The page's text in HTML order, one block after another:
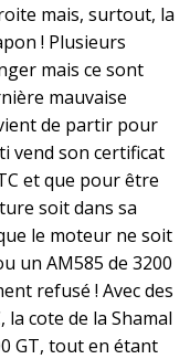
mais, surtout, la
! Plusieurs
mais ce sont
mauvaise
de partir pour
vend son certificat
et que pour être
soit dans sa
le moteur ne soit
un AM585 de 3200
refusé ! Avec des
cote de la Shamal
GT, tout en étant